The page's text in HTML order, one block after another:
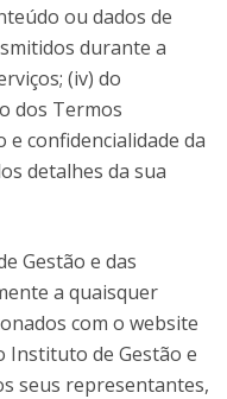
ou dados de
durante a
(iv) do
dos Termos
e confidencialidade da
detalhes da sua
Gestão e das
a quaisquer
com o website
Instituto de Gestão e
seus representantes,